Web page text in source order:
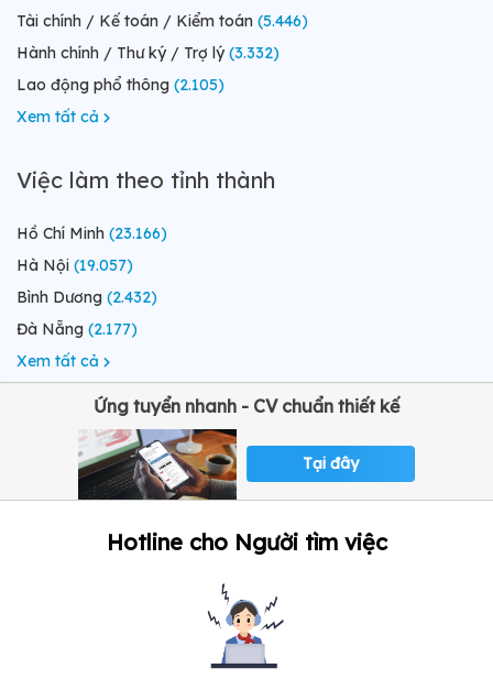
Tài chính / Kế toán / Kiểm toán (5.446)
Hành chính / Thư ký / Trợ lý (3.332)
Lao động phổ thông (2.105)
Xem tất cả
Việc làm theo tỉnh thành
Hồ Chí Minh (23.166)
Hà Nội (19.057)
Bình Dương (2.432)
Đà Nẵng (2.177)
Xem tất cả
Ứng tuyển nhanh - CV chuẩn thiết kế
Tại đây
Hotline cho Người tìm việc